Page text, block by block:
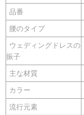
品番
腰のタイプ
ウェディングドレスの
振子
主な材質
カラー
流行元素